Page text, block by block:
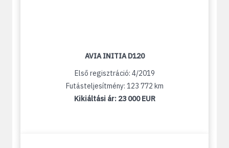
AVIA INITIA D120
Első regisztráció: 4/2019
Futásteljesítmény: 123 772 km
Kikiáltási ár: 23 000 EUR